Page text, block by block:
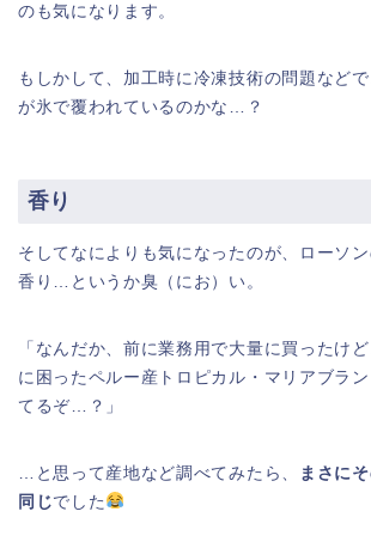
のも気になります。
もしかして、加工時に冷凍技術の問題など
が氷で覆われているのかな…？
香り
そしてなによりも気になったのが、ローソ
香り…というか臭（にお）い。
「なんだか、前に業務用で大量に買ったけ
に困ったペルー産トロピカル・マリアブラ
てるぞ…？」
…と思って産地など調べてみたら、
まさに
同じでした